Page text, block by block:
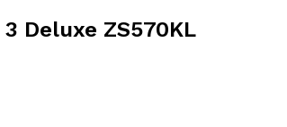
Deluxe ZS570KL